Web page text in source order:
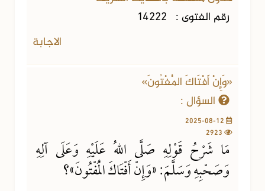
رقم الفتوى : 14222
الاجابة
«وَإِنْ أَفْتَاكَ الْمُفْتُونَ»
السؤال :
مَا شَرْحُ قَوْلِهِ صَلَّى اللهُ عَلَيْهِ وَعَلَى آلِهِ
وَصَحْبِهِ وَسَلَّمَ: «وَإِنْ أَفْتَاكَ الْمُفْتُونَ»؟